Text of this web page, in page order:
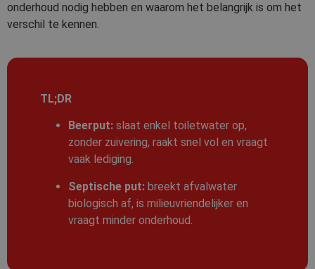
onderhoud nodig hebben en waarom het belangrijk is om het
verschil te kennen.
TL;DR
Beerput: slaat enkel toiletwater op,
zonder zuivering, raakt snel vol en vraagt
vaak lediging.
Septische put: breekt afvalwater
biologisch af, is milieuvriendelijker en
vraagt minder onderhoud.